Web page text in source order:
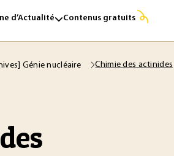
d’Actualité Contenus gratuits
Génie nucléaire Chimie des actinides